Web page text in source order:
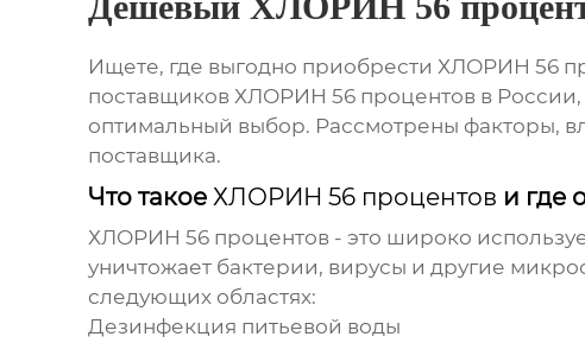
Ищете, где выгодно приобрести ХЛОРИН 56
поставщиков ХЛОРИН 56 процентовв России,
оптимальный выбор. Рассмотрены факторы,
поставщика.
Что такое ХЛОРИН 56 процентов и где
ХЛОРИН 56 процентов- это широко
уничтожает бактерии, вирусы и другие
следующих областях:
Дезинфекция питьевой воды